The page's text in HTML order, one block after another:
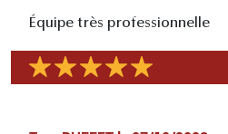
Équipe très professionnelle